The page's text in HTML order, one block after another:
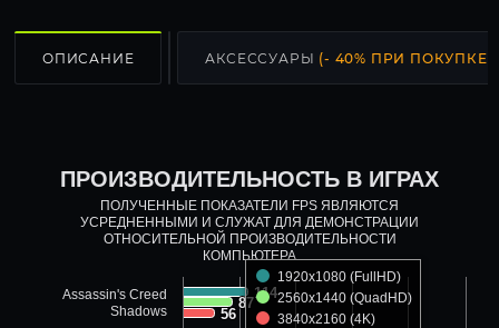
ОПИСАНИЕ АКСЕССУАРЫ (- 40% ПРИ ПОКУПКЕ
ПРОИЗВОДИТЕЛЬНОСТЬ В ИГРАХ
ПОЛУЧЕННЫЕ ПОКАЗАТЕЛИ FPS ЯВЛЯЮТСЯ
УСРЕДНЕННЫМИ И СЛУЖАТ ДЛЯ ДЕМОНСТРАЦИИ
ОТНОСИТЕЛЬНОЙ ПРОИЗВОДИТЕЛЬНОСТИ
КОМПЬЮТЕРА
114
114
87
87
56
56
1920x1080 (FullHD)
2560x1440 (QuadHD)
3840x2160 (4K)
Assassin's Creed
Shadows